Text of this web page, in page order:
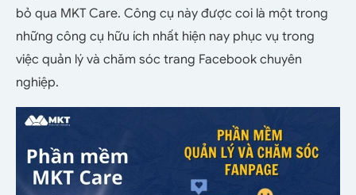
bỏ qua MKT Care. Công cụ này được coi là một trong
những công cụ hữu ích nhất hiện nay phục vụ trong
việc quản lý và chăm sóc trang Facebook chuyên
nghiệp.